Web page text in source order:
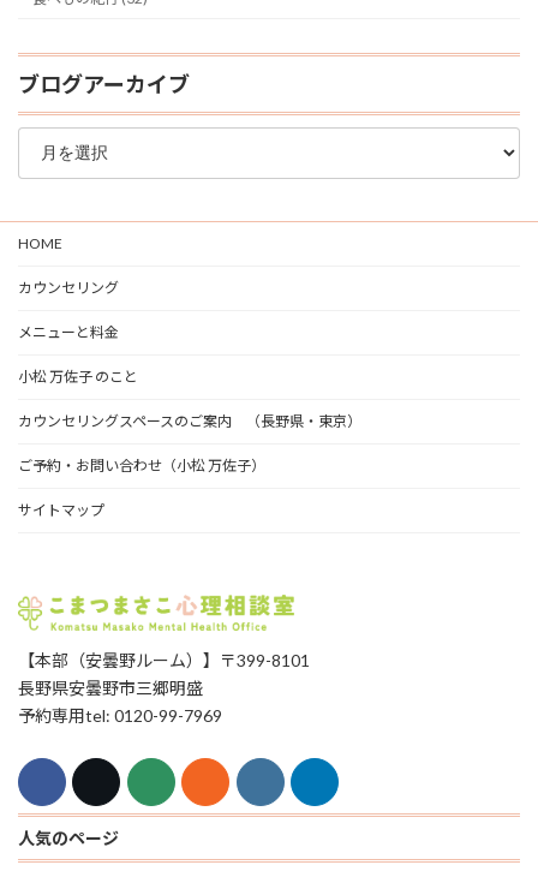
ブログアーカイブ
ブ
グ
ー
カ
ブ
HOME
カウンセリング
メニューと料金
小松 万佐子 のこと
カウンセリングスペースのご案内 （長野県・東京）
ご予約・お問い合わせ（小松 万佐子）
サイトマップ
【本部（安曇野ルーム）】〒399-8101
長野県安曇野市三郷明盛
予約専用tel: 0120-99-7969
人気のページ